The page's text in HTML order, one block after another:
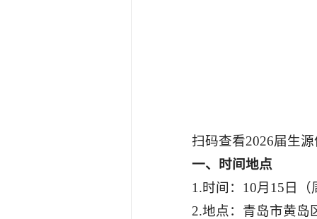
扫码查看2026届生
一、时间地点
1.时间：10月15日（
2.地点：青岛市黄岛